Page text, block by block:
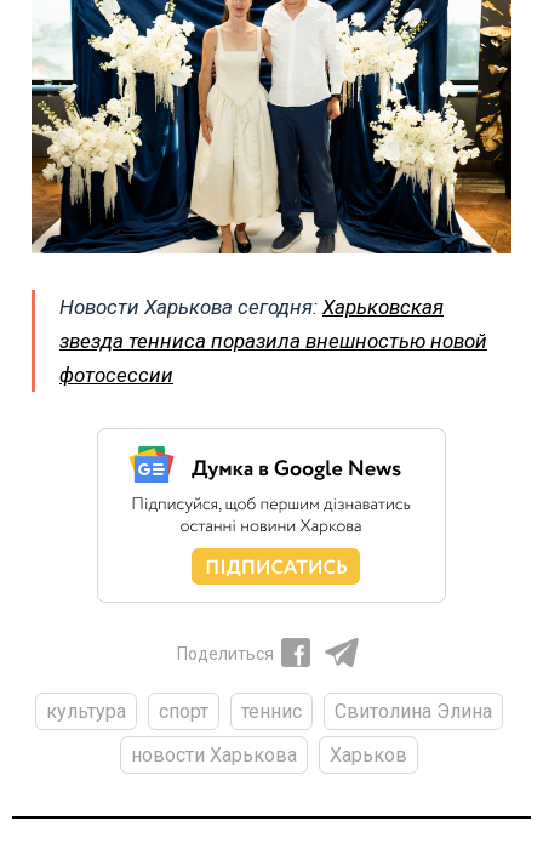
Новости Харькова сегодня: Харьковская
звезда тенниса поразила внешностью новой
фотосессии
Поделиться
культура спорт теннис
Свитолина Элина
новости Харькова
Харьков